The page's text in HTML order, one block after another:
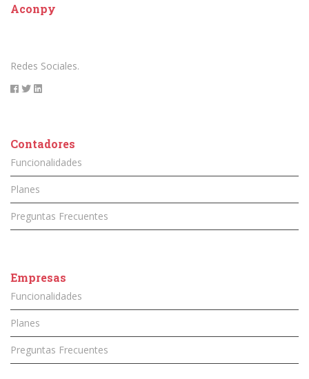
Aconpy
Redes Sociales.
Contadores
Funcionalidades
Planes
Preguntas Frecuentes
Empresas
Funcionalidades
Planes
Preguntas Frecuentes